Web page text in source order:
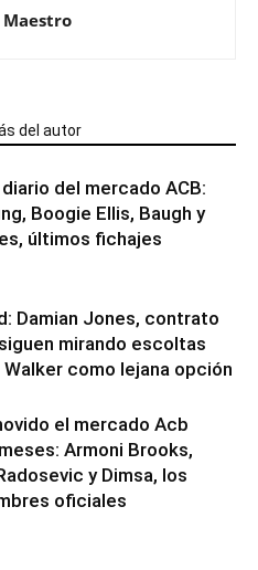
Maestro
del autor
del mercado ACB:
Boogie Ellis, Baugh y
últimos fichajes
Damian Jones, contrato
mirando escoltas
como lejana opción
el mercado Acb
Armoni Brooks,
y Dimsa, los
oficiales